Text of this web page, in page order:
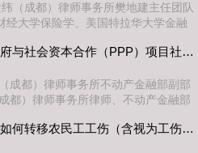
（成都）律师事务所樊地建主任团队
经大学保险学、美国特拉华大学金融
建筑工程、房地产领域的风险管理和判例研究：政府与社会资本合作（PPP）项目社会资本方中标后转执行阶段能否退出联合体
成都）律师事务所不动产金融部副部
都）律师事务所律师、不动产金融部
法律专家，成渝双城经济圈法治研建筑施工企业如何转移农民工工伤（含视为工伤）的用工风险？